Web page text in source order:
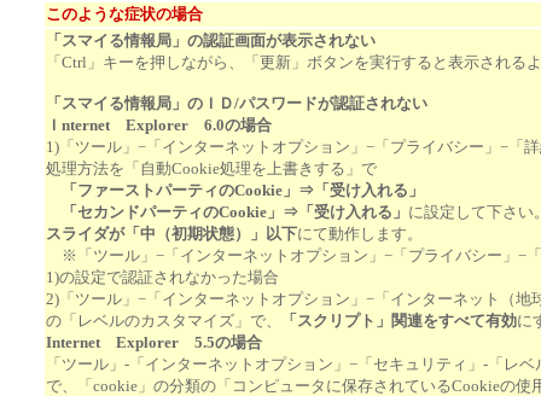
このような症状の場合
「スマイる情報局」の認証画面が表示されない
「Ctrl」キーを押しながら、「更新」ボタンを実行すると表示される
「スマイる情報局」のＩＤ/パスワードが認証されない
Ｉnternet Explorer 6.0の場合
1)「ツール」−「インターネットオプション」−「プライバシー」−「
処理方法を「自動Cookie処理を上書きする」で
「ファーストパーティのCookie」⇒「受け入れる」
「セカンドパーティのCookie」⇒「受け入れる」 に設定して下さい
スライダが「中（初期状態）」以下にて動作します。
※「ツール」−「インターネットオプション」−「プライバシー」−
1)の設定で認証されなかった場合
2)「ツール」−「インターネットオプション」−「インターネット（地
の「レベルのカスタマイズ」で、
「スクリプト」関連をすべて有効に
Internet Explorer 5.5の場合
「ツール」-「インターネットオプション」−「セキュリティ」-「レ
で、「cookie」の分類の「コンピュータに保存されているCookieの使